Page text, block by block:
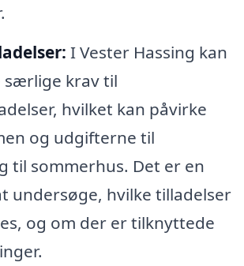
I Vester Hassing kan
krav til
hvilket kan påvirke
og udgifterne til
til sommerhus. Det er en
undersøge, hvilke tilladelser
og om der er tilknyttede